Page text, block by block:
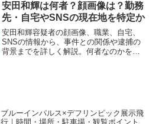
安田和輝は何者？顔画像は？勤務
先・自宅やSNSの現在地を特定か
安田和輝容疑者の顔画像、職業、自宅、
SNSの情報から、事件との関係や逮捕の
背景までを詳しく解説。何者なのかを知
ブルーインパルス×デフリンピック展示飛
行｜時間・場所・駐車場・観覧ポイント